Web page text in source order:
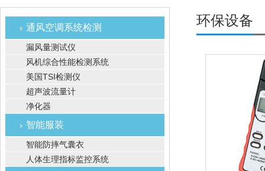
通风空调系统检测
漏风量测试仪
风机综合性能检测系统
美国TSI检测仪
超声波流量计
净化器
智能服装
智能防摔气囊衣
人体生理指标监控系统
环保设备